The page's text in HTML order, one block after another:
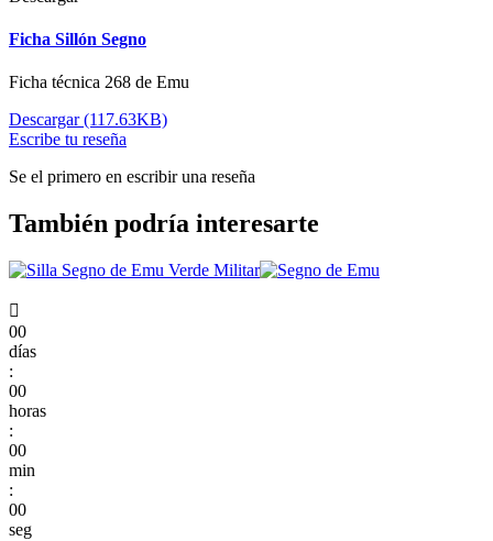
Ficha Sillón Segno
Ficha técnica 268 de Emu
Descargar (117.63KB)
Escribe tu reseña
Se el primero en escribir una reseña
También podría interesarte

00
días
:
00
horas
:
00
min
:
00
seg